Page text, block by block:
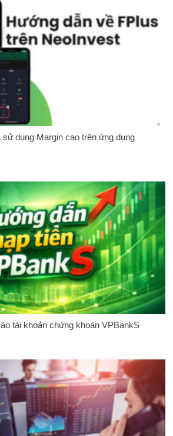
dụng Margin cao trên ứng dụng
tài khoản chứng khoán VPBankS